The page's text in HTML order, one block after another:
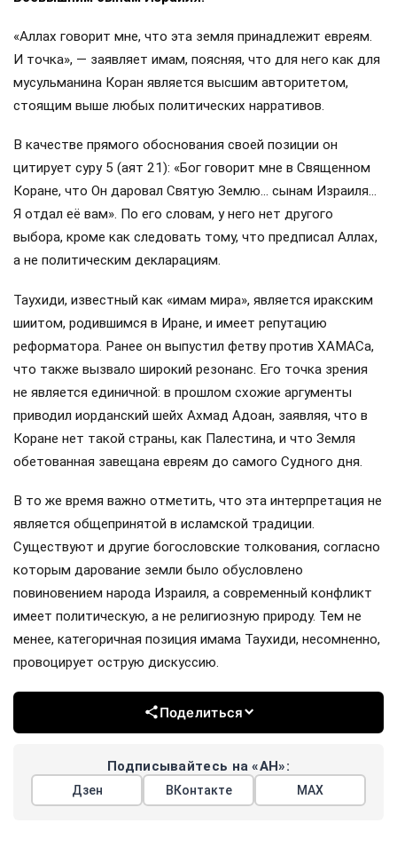
«Аллах говорит мне, что эта земля принадлежит евреям.
И точка», — заявляет имам, поясняя, что для него как для
мусульманина Коран является высшим авторитетом,
стоящим выше любых политических нарративов.
В качестве прямого обоснования своей позиции он
цитирует суру 5 (аят 21): «Бог говорит мне в Священном
Коране, что Он даровал Святую Землю… сынам Израиля…
Я отдал её вам». По его словам, у него нет другого
выбора, кроме как следовать тому, что предписал Аллах,
а не политическим декларациям.
Таухиди, известный как «имам мира», является иракским
шиитом, родившимся в Иране, и имеет репутацию
реформатора. Ранее он выпустил фетву против ХАМАСа,
что также вызвало широкий резонанс. Его точка зрения
не является единичной: в прошлом схожие аргументы
приводил иорданский шейх Ахмад Адоан, заявляя, что в
Коране нет такой страны, как Палестина, и что Земля
обетованная завещана евреям до самого Судного дня.
В то же время важно отметить, что эта интерпретация не
является общепринятой в исламской традиции.
Существуют и другие богословские толкования, согласно
которым дарование земли было обусловлено
повиновением народа Израиля, а современный конфликт
имеет политическую, а не религиозную природу. Тем не
менее, категоричная позиция имама Таухиди, несомненно,
провоцирует острую дискуссию.
Поделиться
Подписывайтесь на «АН»:
Дзен ВКонтакте МАХ